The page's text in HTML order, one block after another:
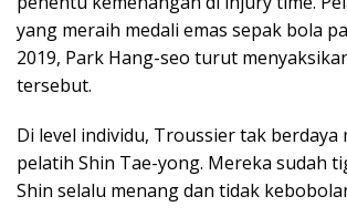
yang meraih medali emas sepak bola
2019, Park Hang-seo turut
tersebut.
Di level individu, Troussier tak berdaya
pelatih Shin Tae-yong. Mereka sudah
Shin selalu menang dan tidak